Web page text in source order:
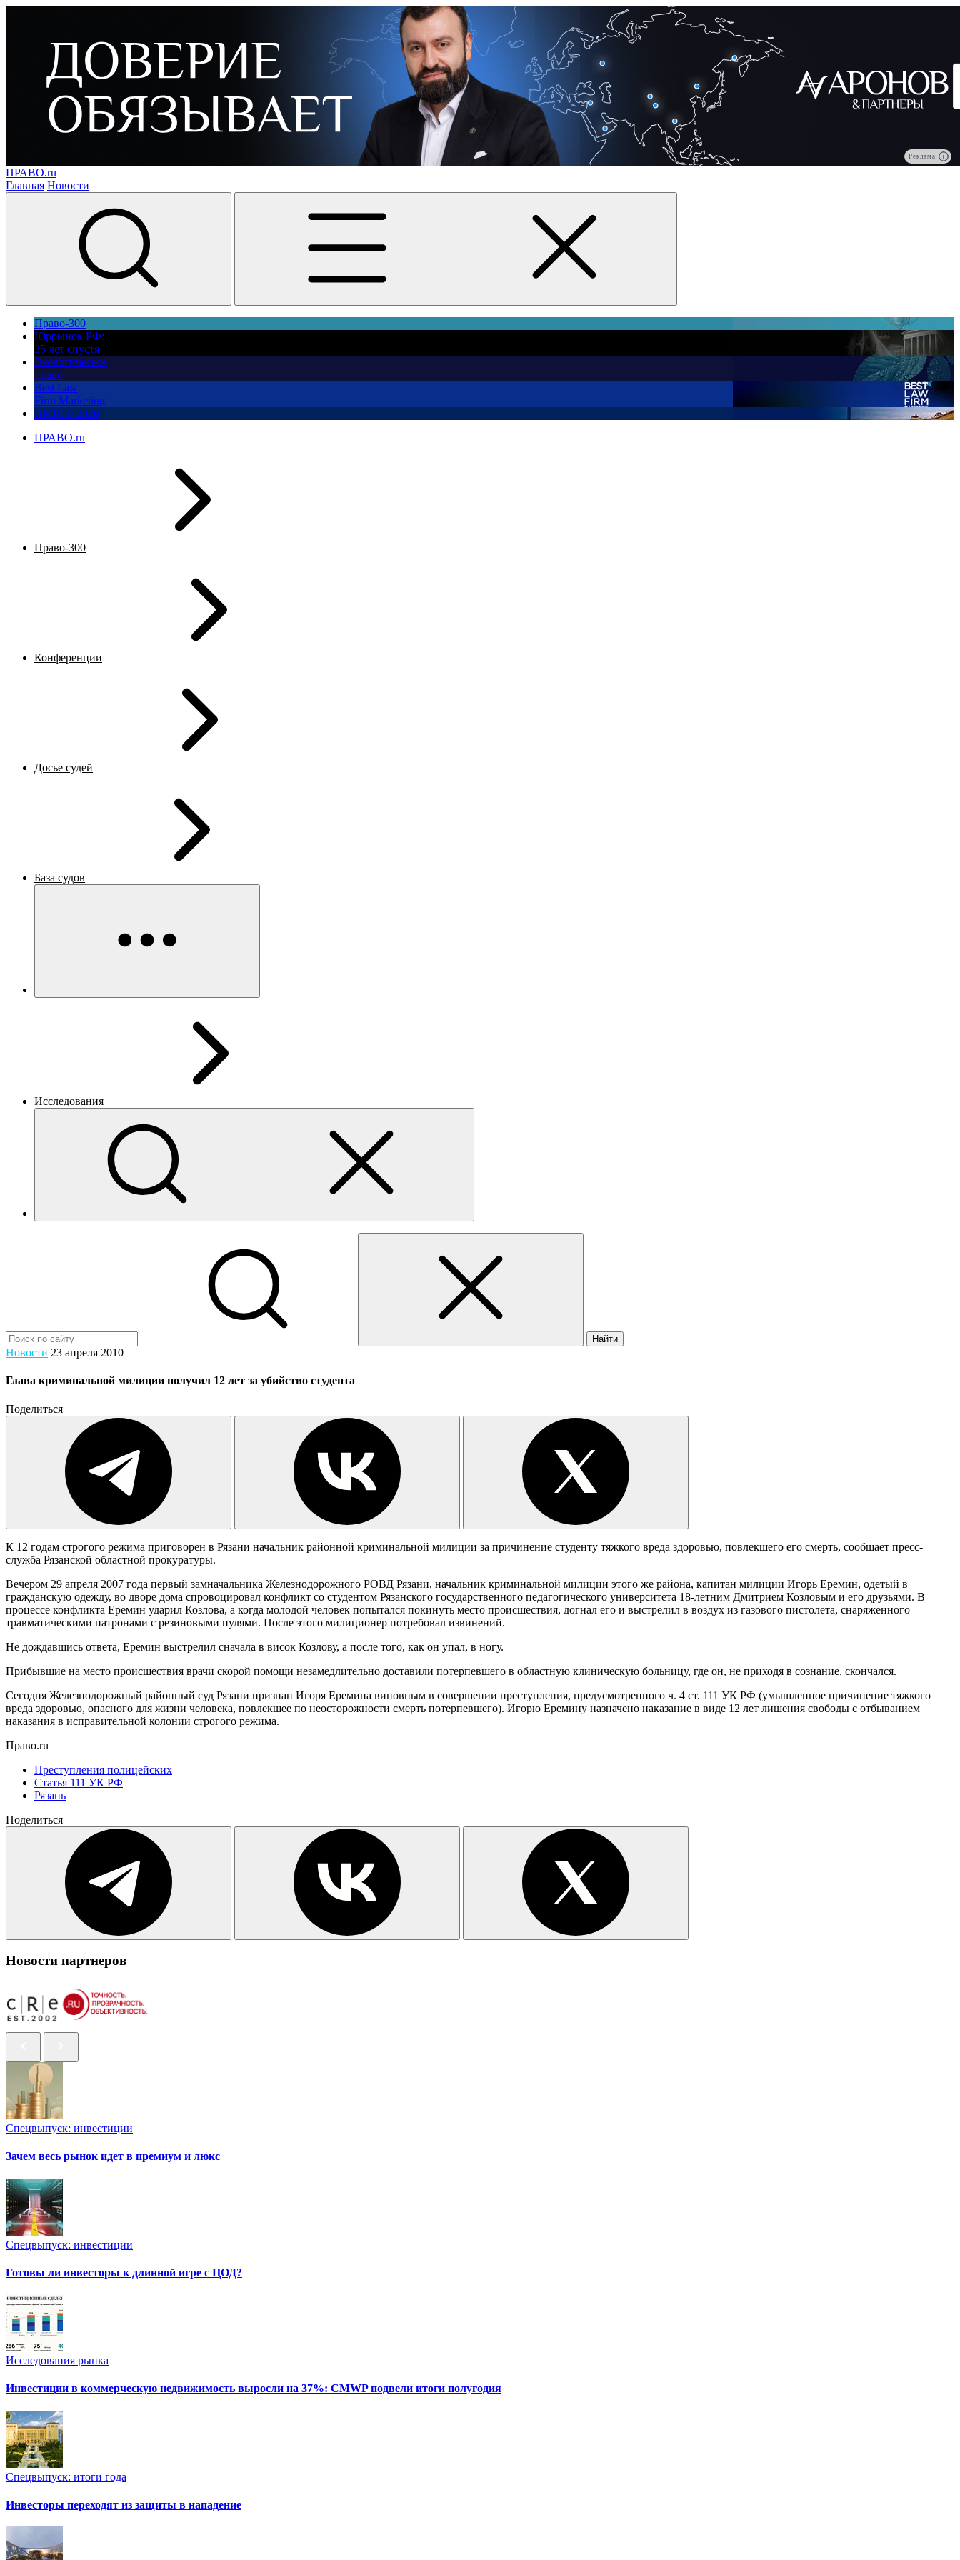
Реклама
ПРАВО.ru
Главная Новости
Право-300
Юррынок РФ:
35 лет спустя
Экологическое
право
Best Law
Firm Marketing
ПМЮФ 2026
ПРАВО.ru
Право-300
Конференции
Досье судей
База судов
Исследования
Найти
Новости 23 апреля 2010
Глава криминальной милиции получил 12 лет за убийство студента
Поделиться
К 12 годам строгого режима приговорен в Рязани начальник районной криминальной милиции за причинение студенту тяжкого вреда здоровью, повлекшего его смерть, сообщает пресс-
служба Рязанской областной прокуратуры.
Вечером 29 апреля 2007 года первый замначальника Железнодорожного РОВД Рязани, начальник криминальной милиции этого же района, капитан милиции Игорь Еремин, одетый в
гражданскую одежду, во дворе дома спровоцировал конфликт со студентом Рязанского государственного педагогического университета 18-летним Дмитрием Козловым и его друзьями. В
процессе конфликта Еремин ударил Козлова, а когда молодой человек попытался покинуть место происшествия, догнал его и выстрелил в воздух из газового пистолета, снаряженного
травматическими патронами с резиновыми пулями. После этого милиционер потребовал извинений.
Не дождавшись ответа, Еремин выстрелил сначала в висок Козлову, а после того, как он упал, в ногу.
Прибывшие на место происшествия врачи скорой помощи незамедлительно доставили потерпевшего в областную клиническую больницу, где он, не приходя в сознание, скончался.
Сегодня Железнодорожный районный суд Рязани признан Игоря Еремина виновным в совершении преступления, предусмотренного ч. 4 ст. 111 УК РФ (умышленное причинение тяжкого
вреда здоровью, опасного для жизни человека, повлекшее по неосторожности смерть потерпевшего). Игорю Еремину назначено наказание в виде 12 лет лишения свободы с отбыванием
наказания в исправительной колонии строгого режима.
Право.ru
Преступления полицейских
Статья 111 УК РФ
Рязань
Поделиться
Новости партнеров
Спецвыпуск: инвестиции
Зачем весь рынок идет в премиум и люкс
Спецвыпуск: инвестиции
Готовы ли инвесторы к длинной игре с ЦОД?
Исследования рынка
Инвестиции в коммерческую недвижимость выросли на 37%: CMWP подвели итоги полугодия
Спецвыпуск: итоги года
Инвесторы переходят из защиты в нападение